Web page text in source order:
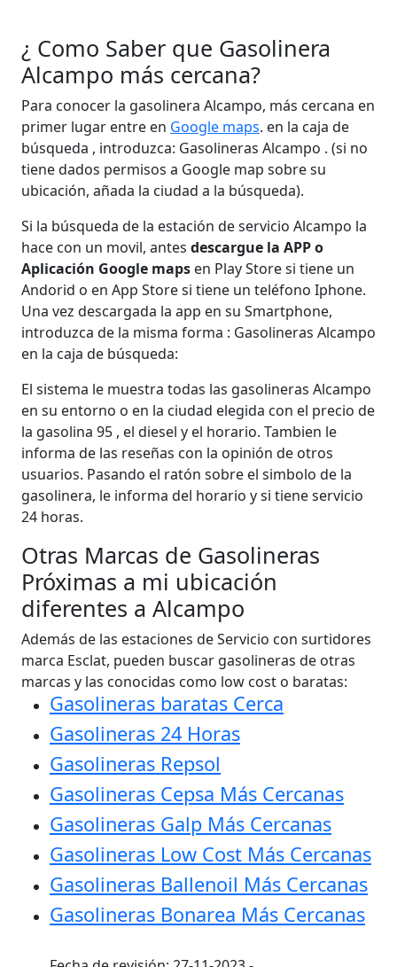
¿ Como Saber que Gasolinera
Alcampo más cercana?
Para conocer la gasolinera Alcampo, más cercana en
primer lugar entre en Google maps. en la caja de
búsqueda , introduzca: Gasolineras Alcampo . (si no
tiene dados permisos a Google map sobre su
ubicación, añada la ciudad a la búsqueda).
Si la búsqueda de la estación de servicio Alcampo la
hace con un movil, antes descargue la APP o
Aplicación Google maps en Play Store si tiene un
Andorid o en App Store si tiene un teléfono Iphone.
Una vez descargada la app en su Smartphone,
introduzca de la misma forma : Gasolineras Alcampo
en la caja de búsqueda:
El sistema le muestra todas las gasolineras Alcampo
en su entorno o en la ciudad elegida con el precio de
la gasolina 95 , el diesel y el horario. Tambien le
informa de las reseñas con la opinión de otros
usuarios. Pasando el ratón sobre el simbolo de la
gasolinera, le informa del horario y si tiene servicio
24 horas.
Otras Marcas de Gasolineras
Próximas a mi ubicación
diferentes a Alcampo
Además de las estaciones de Servicio con surtidores
marca Esclat, pueden buscar gasolineras de otras
marcas y las conocidas como low cost o baratas:
Gasolineras baratas Cerca
Gasolineras 24 Horas
Gasolineras Repsol
Gasolineras Cepsa Más Cercanas
Gasolineras Galp Más Cercanas
Gasolineras Low Cost Más Cercanas
Gasolineras Ballenoil Más Cercanas
Gasolineras Bonarea Más Cercanas